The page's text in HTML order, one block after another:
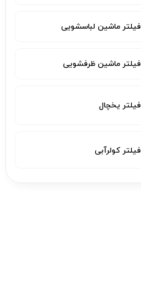
فیلتر ماشین لباسشویی
فیلتر ماشین ظرفشویی
فیلتر یخچال
فیلتر کولرآبی